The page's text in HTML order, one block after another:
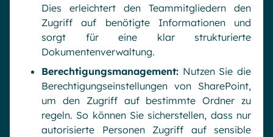
Dies erleichtert den Teammitgliedern den
Zugriff auf benötigte Informationen und
sorgt für eine klar strukturierte
Dokumentenverwaltung.
Berechtigungsmanagement: Nutzen Sie die
Berechtigungseinstellungen von SharePoint,
um den Zugriff auf bestimmte Ordner zu
regeln. So können Sie sicherstellen, dass nur
autorisierte Personen Zugriff auf sensible